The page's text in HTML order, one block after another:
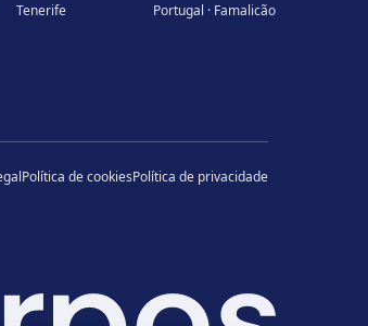
Tenerife
Portugal · Famalicão
Política de cookiesPolítica de privacidade